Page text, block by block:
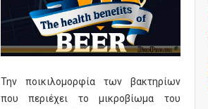
Την ποικιλομορφία των βακτηρίων
που περιέχει το μικροβίωμα του